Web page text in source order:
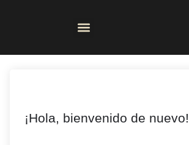
¡Hola, bienvenido de nuevo!